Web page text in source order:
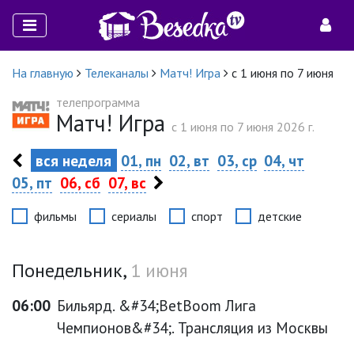
На главную Телеканалы Матч! Игра
с 1 июня по 7 июня
телепрограмма
Матч! Игра c 1 июня по 7 июня 2026 г.
вся неделя 01, пн 02, вт 03, ср 04, чт
05, пт 06, сб 07, вс
фильмы сериалы спорт детские
Понедельник, 1 июня
06:00 Бильярд. &#34;BetBoom Лига
Чемпионов&#34;. Трансляция из Москвы